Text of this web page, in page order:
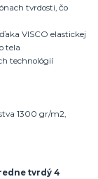
tvrdosti, čo
VISCO elastickej
tela
technológií
1300 gr/m2,
tvrdý 4